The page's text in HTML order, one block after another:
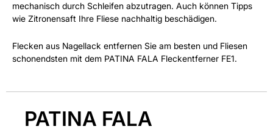
mechanisch durch Schleifen abzutragen. Auch können Tipps
wie Zitronensaft Ihre Fliese nachhaltig beschädigen.
Flecken aus Nagellack entfernen Sie am besten und Fliesen
schonendsten mit dem PATINA FALA Fleckentferner FE1.
PATINA FALA